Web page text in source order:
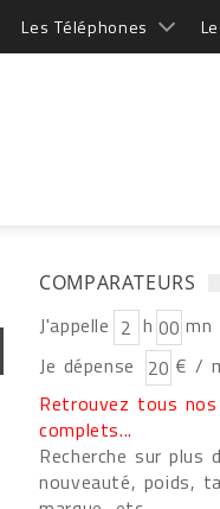
Les Téléphones
COMPARATEURS
J'appelle h
Je dépense
€ /
Retrouvez tous
complets...
Recherche sur plus
nouveauté, poids,